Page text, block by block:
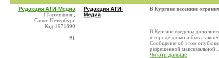
Редакция АТИ-Медиа
IT-компания ,
Санкт-Петербург
Код:1971890
#1
Редакция АТИ-
Медиа
В Кургане весенние
В Кургане введены
в городе должна была
Сообщение об этом
разрешенной максимальной
Читать дальше